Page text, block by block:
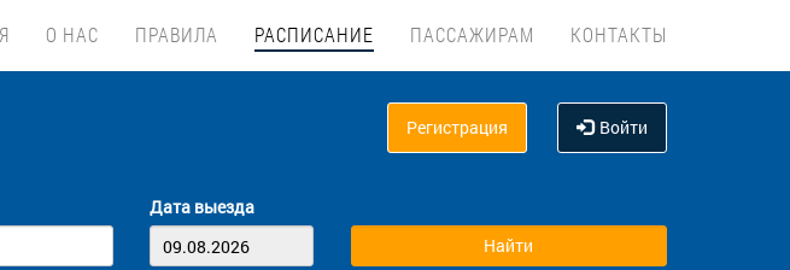
О НАС ПРАВИЛА РАСПИСАНИЕ ПАССАЖИРАМ КОНТАКТЫ
Регистрация Войти
Дата выезда